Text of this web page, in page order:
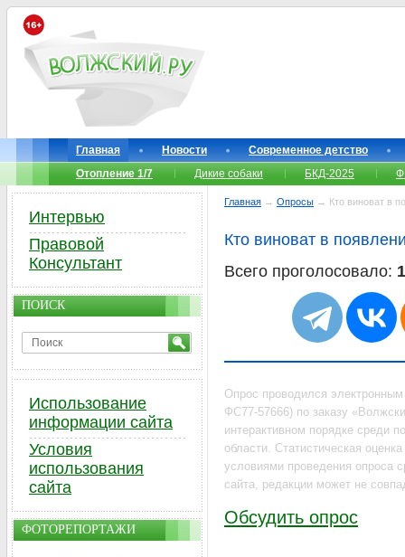
Главная Новости
Современное детство
Отопление 1/7
Дикие собаки БКД-2025
Главная → Опросы → Кто виноват в
Кто виноват в
Всего проголосовало:
Опрос проводился
ФС77-57666) по заказу
интерактивном порядке среди
области. Статистическая
условиями проведения опроса
сайта, редакции может не
Обсудить опрос
Интервью
Правовой
Консультант
ПОИСК
Использование
информации сайта
Условия
использования
сайта
ФОТОРЕПОРТАЖИ